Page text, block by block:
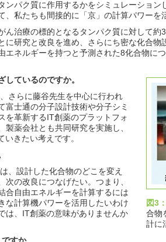
パク質に作用するかをシミュレーショ
私たちも間接的に「京」の計算パワーを
治療の標的となるタンパク質に対して
に研究と改良を進め、さらにち密な化合
エネルギーを持つと予測された8化合物
図3：
合物
計に
ているのですか。
さらに藤谷先生を中心に行われ
富士通の分子設計技術や分子シミ
を革新するIT創薬のプラットフォ
薬会社とも共同研究を実施し、
きたい考えです。
、設計した化合物のどこを変え
の改良につなげたい。つまり、
合自由エネルギーを計算するには
な計算機パワーを活用したいわけ
は、IT創薬の意味がありませんか